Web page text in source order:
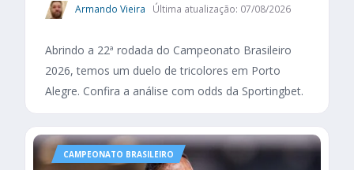
Armando Vieira Última atualização: 07/08/2026
Abrindo a 22ª rodada do Campeonato Brasileiro
2026, temos um duelo de tricolores em Porto
Alegre. Confira a análise com odds da Sportingbet.
CAMPEONATO BRASILEIRO